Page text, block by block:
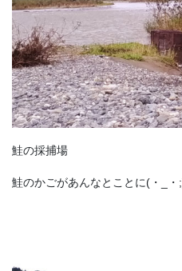
鮭の採捕場
鮭のかごがあんなとことに(・_・